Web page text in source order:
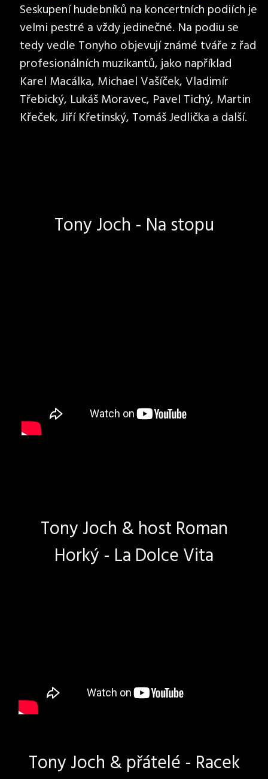
Seskupení hudebníků na koncertních podiích je
velmi pestré a vždy jedinečné. Na podiu se
tedy vedle Tonyho objevují známé tváře z řad
profesionálních muzikantů, jako například
Karel Macálka, Michael Vašíček, Vladimír
Třebický, Lukáš Moravec, Pavel Tichý, Martin
Křeček, Jiří Křetinský, Tomáš Jedlička a další.
Tony Joch - Na stopu
Tony Joch & host Roman
Horký - La Dolce Vita
Tony Joch & přátelé - Racek